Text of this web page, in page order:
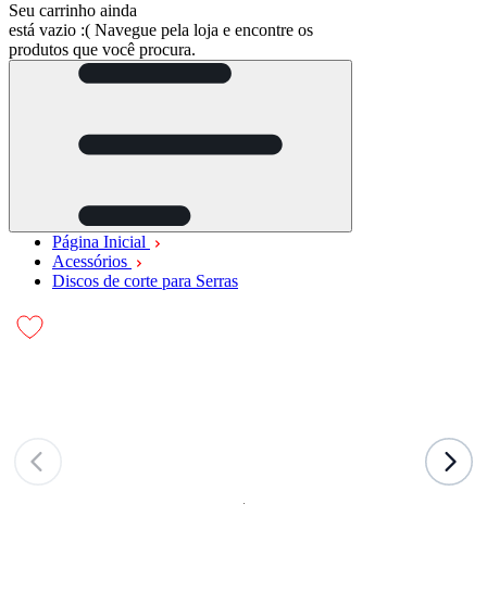
Seu carrinho ainda
está vazio :( Navegue pela loja e encontre os
produtos que você procura.
Página Inicial
Acessórios
Discos de corte para Serras